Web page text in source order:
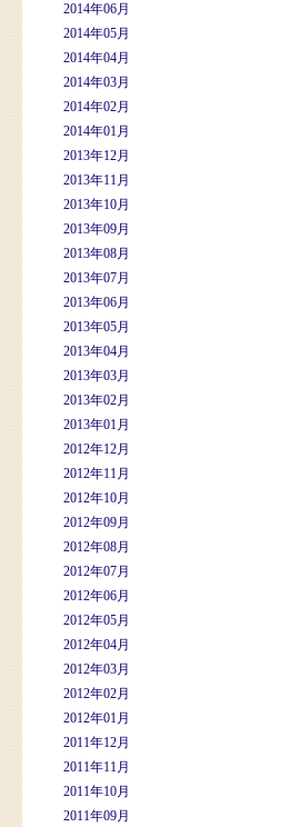
2014年06月
2014年05月
2014年04月
2014年03月
2014年02月
2014年01月
2013年12月
2013年11月
2013年10月
2013年09月
2013年08月
2013年07月
2013年06月
2013年05月
2013年04月
2013年03月
2013年02月
2013年01月
2012年12月
2012年11月
2012年10月
2012年09月
2012年08月
2012年07月
2012年06月
2012年05月
2012年04月
2012年03月
2012年02月
2012年01月
2011年12月
2011年11月
2011年10月
2011年09月